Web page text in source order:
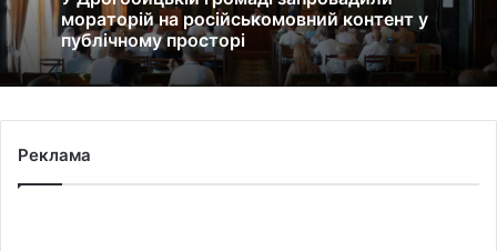
У Дрогобицькій громаді запровадили
У Добротвірській громаді працюватиме
виїзне представництво сервісного центру
Реклама